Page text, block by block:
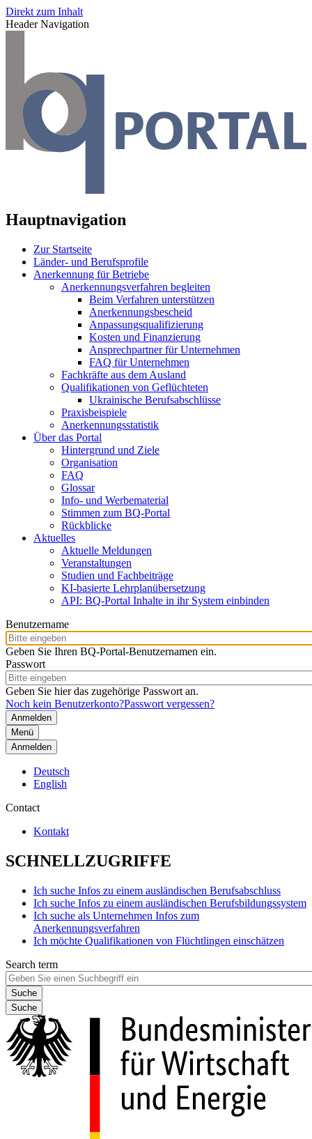
Direkt zum Inhalt
Header Navigation
Hauptnavigation
Zur Startseite
Länder- und Berufsprofile
Anerkennung für Betriebe
Anerkennungsverfahren begleiten
Beim Verfahren unterstützen
Anerkennungsbescheid
Anpassungsqualifizierung
Kosten und Finanzierung
Ansprechpartner für Unternehmen
FAQ für Unternehmen
Fachkräfte aus dem Ausland
Qualifikationen von Geflüchteten
Ukrainische Berufsabschlüsse
Praxisbeispiele
Anerkennungsstatistik
Über das Portal
Hintergrund und Ziele
Organisation
FAQ
Glossar
Info- und Werbematerial
Stimmen zum BQ-Portal
Rückblicke
Aktuelles
Aktuelle Meldungen
Veranstaltungen
Studien und Fachbeiträge
KI-basierte Lehrplanübersetzung
API: BQ-Portal Inhalte in ihr System einbinden
Benutzername
Geben Sie Ihren BQ-Portal-Benutzernamen ein.
Passwort
Geben Sie hier das zugehörige Passwort an.
Noch kein Benutzerkonto?Passwort vergessen?
Menü
Anmelden
Deutsch
English
Contact
Kontakt
SCHNELLZUGRIFFE
Ich suche Infos zu einem ausländischen Berufsabschluss
Ich suche Infos zu einem ausländischen Berufsbildungssystem
Ich suche als Unternehmen Infos zum
Anerkennungsverfahren
Ich möchte Qualifikationen von Flüchtlingen einschätzen
Search term
Suche